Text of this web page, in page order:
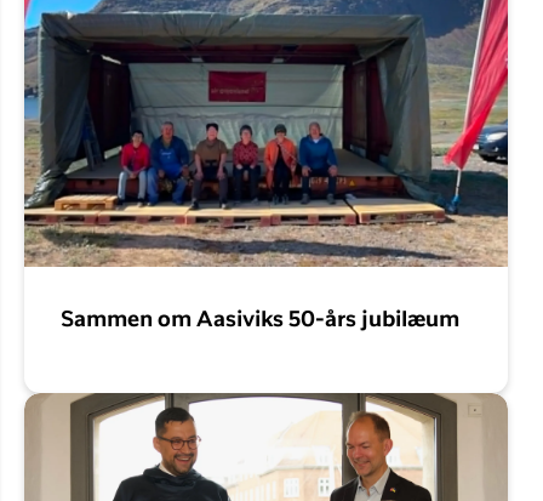
Sammen om Aasiviks 50-års jubilæum